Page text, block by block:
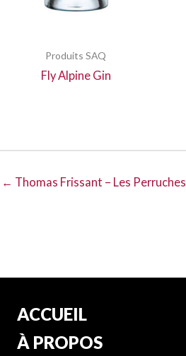
Produits SAQ
Fly Alpine Gin
← Thomas Frissant – Les Perruches
ACCUEIL
À PROPOS